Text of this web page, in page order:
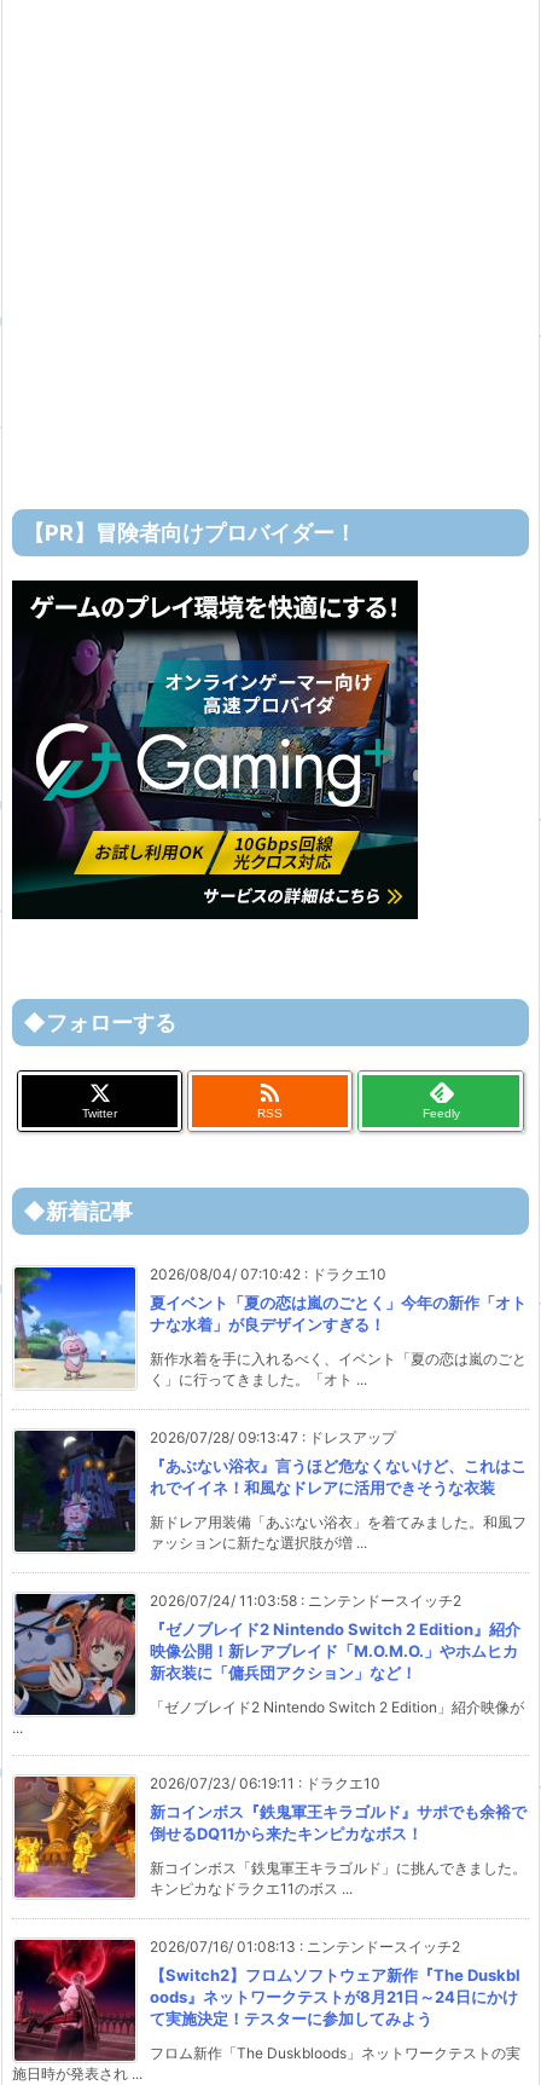
【PR】冒険者向けプロバイダー！
◆フォローする
Twitter

RSS Feedly
◆新着記事
2026/08/04/ 07:10:42 : ドラクエ10
夏イベント「夏の恋は嵐のごとく」今年の新作「オト
ナな水着」が良デザインすぎる！
新作水着を手に入れるべく、イベント「夏の恋は嵐のごと
く」に行ってきました。「オト ...
2026/07/28/ 09:13:47 : ドレスアップ
『あぶない浴衣』言うほど危なくないけど、これはこ
れでイイネ！和風なドレアに活用できそうな衣装
新ドレア用装備「あぶない浴衣」を着てみました。和風フ
ァッションに新たな選択肢が増 ...
2026/07/24/ 11:03:58 : ニンテンドースイッチ2
『ゼノブレイド2 Nintendo Switch 2 Edition』紹介
映像公開！新レアブレイド「M.O.M.O.」やホムヒカ
新衣装に「傭兵団アクション」など！
「ゼノブレイド2 Nintendo Switch 2 Edition」紹介映像が
...
2026/07/23/ 06:19:11 : ドラクエ10
新コインボス『鉄鬼軍王キラゴルド』サポでも余裕で
倒せるDQ11から来たキンピカなボス！
新コインボス「鉄鬼軍王キラゴルド」に挑んできました。
キンピカなドラクエ11のボス ...
2026/07/16/ 01:08:13 : ニンテンドースイッチ2
【Switch2】フロムソフトウェア新作『The Duskbl
oods』ネットワークテストが8月21日～24日にかけ
て実施決定！テスターに参加してみよう
フロム新作「The Duskbloods」ネットワークテストの実
施日時が発表され ...